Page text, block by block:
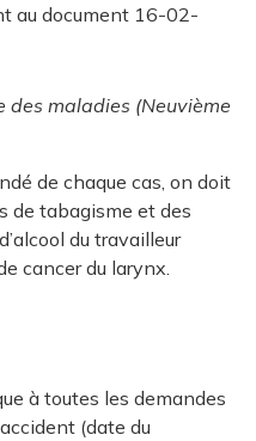
au document 16-02-
maladies (Neuvième
de chaque cas, on doit
de tabagisme et des
du travailleur
cancer du larynx.
à toutes les demandes
(date du